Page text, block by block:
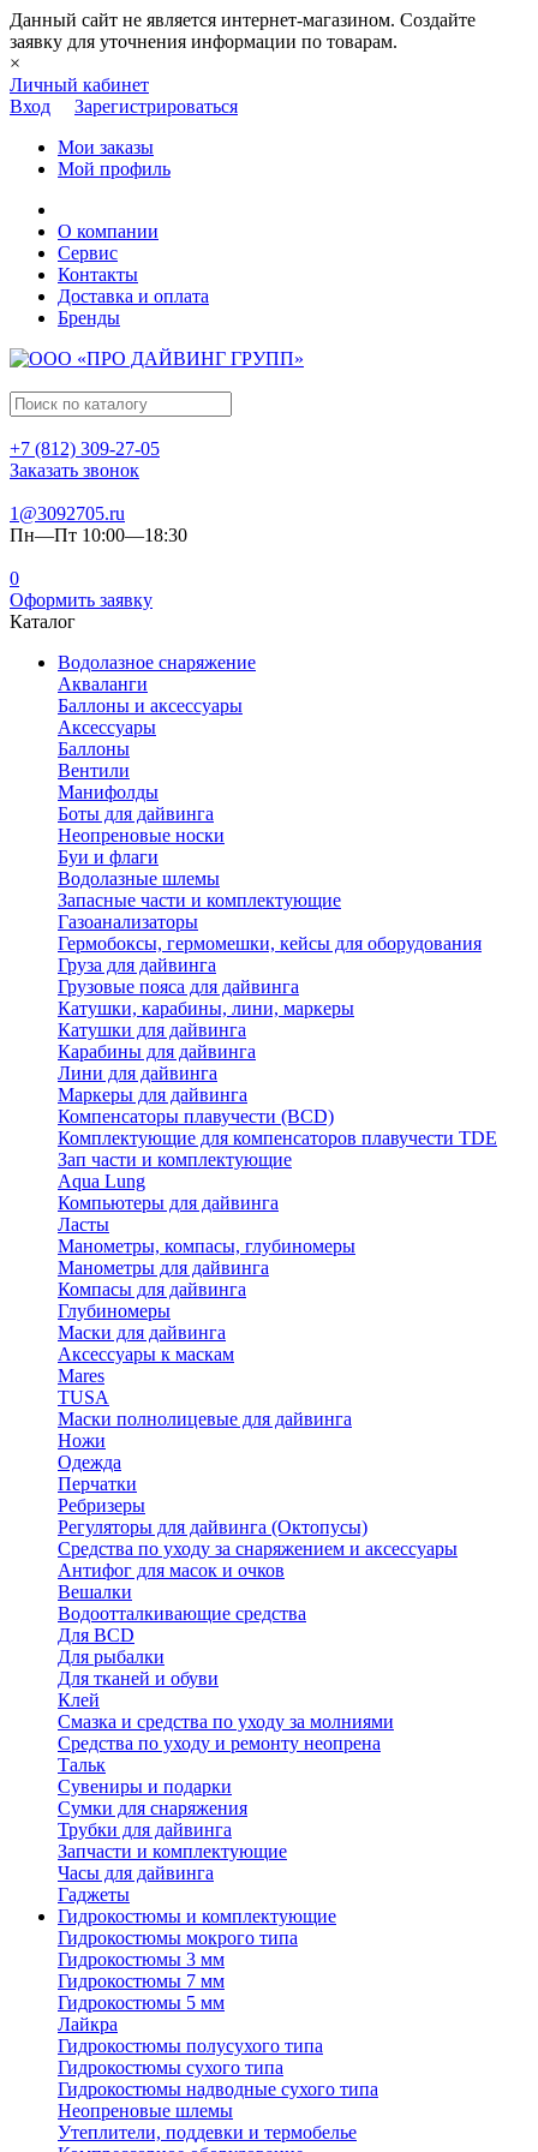
Данный сайт не является интернет-магазином. Создайте
заявку для уточнения информации по товарам.
×
Личный кабинет
Вход
Зарегистрироваться
Мои заказы
Мой профиль
О компании
Сервис
Контакты
Доставка и оплата
Бренды
+7 (812) 309-27-05
Заказать звонок
1@3092705.ru
Пн—Пт 10:00—18:30
0
Оформить заявку
Каталог
Водолазное снаряжение
Акваланги
Баллоны и аксессуары
Аксессуары
Баллоны
Вентили
Манифолды
Боты для дайвинга
Неопреновые носки
Буи и флаги
Водолазные шлемы
Запасные части и комплектующие
Газоанализаторы
Гермобоксы, гермомешки, кейсы для оборудования
Груза для дайвинга
Грузовые пояса для дайвинга
Катушки, карабины, лини, маркеры
Катушки для дайвинга
Карабины для дайвинга
Лини для дайвинга
Маркеры для дайвинга
Компенсаторы плавучести (BCD)
Комплектующие для компенсаторов плавучести TDE
Зап части и комплектующие
Aqua Lung
Компьютеры для дайвинга
Ласты
Манометры, компасы, глубиномеры
Манометры для дайвинга
Компасы для дайвинга
Глубиномеры
Маски для дайвинга
Аксессуары к маскам
Mares
TUSA
Маски полнолицевые для дайвинга
Ножи
Одежда
Перчатки
Ребризеры
Регуляторы для дайвинга (Октопусы)
Средства по уходу за снаряжением и аксессуары
Антифог для масок и очков
Вешалки
Водоотталкивающие средства
Для BCD
Для рыбалки
Для тканей и обуви
Клей
Смазка и средства по уходу за молниями
Средства по уходу и ремонту неопрена
Тальк
Сувениры и подарки
Сумки для снаряжения
Трубки для дайвинга
Запчасти и комплектующие
Часы для дайвинга
Гаджеты
Гидрокостюмы и комплектующие
Гидрокостюмы мокрого типа
Гидрокостюмы 3 мм
Гидрокостюмы 7 мм
Гидрокостюмы 5 мм
Лайкра
Гидрокостюмы полусухого типа
Гидрокостюмы сухого типа
Гидрокостюмы надводные сухого типа
Неопреновые шлемы
Утеплители, поддевки и термобелье